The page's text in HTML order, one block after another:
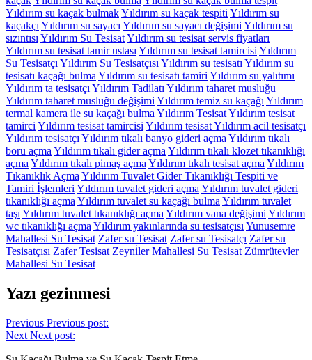
Yıldırım su kaçak bulmakYıldırım su kaçak tespitiYıldırım su
kaçakçıYıldırım su sayacıYıldırım su sayacı değişimiYıldırım su
sızıntısıYıldırım Su TesisatYıldırım su tesisat servis fiyatları
Yıldırım su tesisat tamir ustasıYıldırım su tesisat tamircisiYıldırım
Su TesisatçıYıldırım Su TesisatçısıYıldırım su tesisatıYıldırım su
tesisatı kaçağı bulmaYıldırım su tesisatı tamiriYıldırım su yalıtımı
Yıldırım ta tesisatçıYıldırım TadilatıYıldırım taharet musluğu
Yıldırım taharet musluğu değişimiYıldırım temiz su kaçağıYıldırım
termal kamera ile su kaçağı bulmaYıldırım TesisatYıldırım tesisat
tamirciYıldırım tesisat tamircisiYıldırım tesisat Yıldırım acil tesisatçı
Yıldırım tesisatçıYıldırım tıkalı banyo gideri açmaYıldırım tıkalı
boru açmaYıldırım tıkalı gider açmaYıldırım tıkalı klozet tıkanıklığı
açmaYıldırım tıkalı pimaş açmaYıldırım tıkalı tesisat açmaYıldırım
Tıkanıklık AçmaYıldırım Tuvalet Gider Tıkanıklığı Tespiti ve
Tamiri İşlemleriYıldırım tuvalet gideri açmaYıldırım tuvalet gideri
tıkanıklığı açmaYıldırım tuvalet su kaçağı bulmaYıldırım tuvalet
taşıYıldırım tuvalet tıkanıklığı açmaYıldırım vana değişimiYıldırım
wc tıkanıklığı açmaYıldırım yakınlarında su tesisatçısıYunusemre
Mahallesi Su Tesisat Zafer su Tesisat Zafer su Tesisatçı Zafer su
Tesisatçısı Zafer Tesisat Zeyni̇ler Mahallesi Su Tesisat Zümrütevler
Mahallesi Su Tesisat
Yazı gezinmesi
Previous Previous post:
Next Next post: